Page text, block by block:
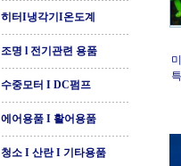
히터I냉각기I온도계
조명 l 전기관련 용품
수중모터 I DC펌프
에어용품 I 활어용품
청소 I 산란 I 기타용품